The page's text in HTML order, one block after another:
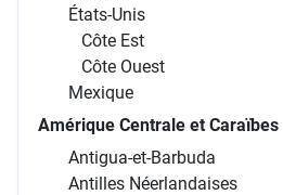
États-Unis
Côte Est
Côte Ouest
Mexique
Amérique Centrale et Caraïbes
Antigua-et-Barbuda
Antilles Néerlandaises